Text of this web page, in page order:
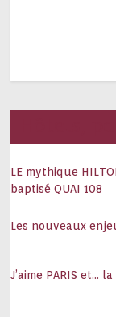
LE mythique
baptisé QUAI 108
Les nouveaux
J’aime PARIS et…